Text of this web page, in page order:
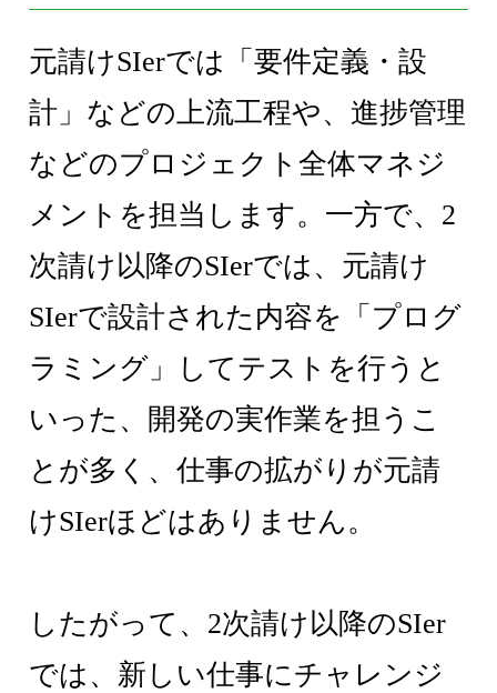
元請けSIerでは「要件定義・設
計」などの上流工程や、進捗管理
などのプロジェクト全体マネジ
メントを担当します。一方で、2
次請け以降のSIerでは、元請け
SIerで設計された内容を「プログ
ラミング」してテストを行うと
いった、開発の実作業を担うこ
とが多く、仕事の拡がりが元請
けSIerほどはありません。
したがって、2次請け以降のSIer
では、新しい仕事にチャレンジ